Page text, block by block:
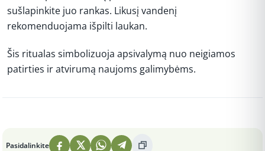
sušlapinkite juo rankas. Likusį vandenį
rekomenduojama išpilti laukan.
Šis ritualas simbolizuoja apsivalymą nuo neigiamos
patirties ir atvirumą naujoms galimybėms.
Pasidalinkite